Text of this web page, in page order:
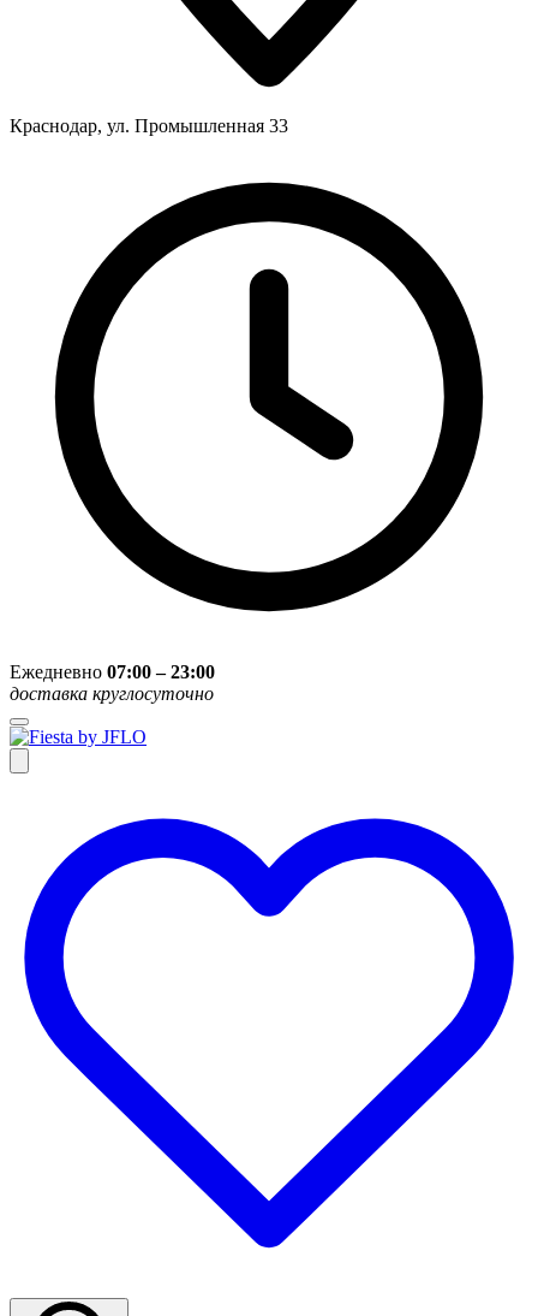
Краснодар, ул. Промышленная 33
Ежедневно 07:00 – 23:00
доставка круглосуточно